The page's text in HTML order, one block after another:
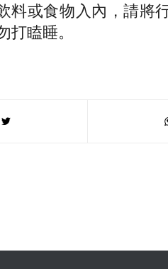
料或食物入內，請將
瞌睡。